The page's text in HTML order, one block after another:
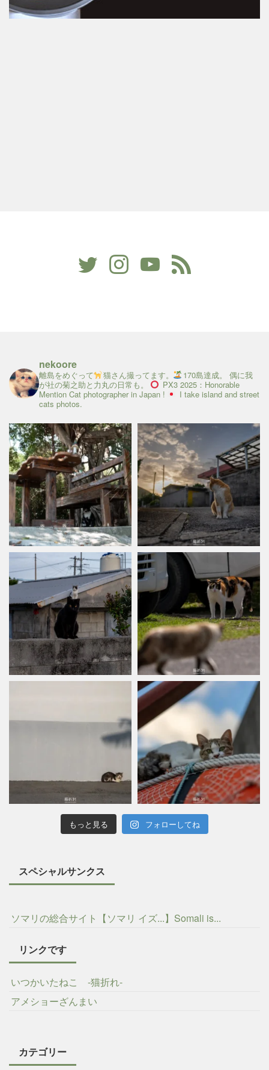
nekoore
離島をめぐって 猫さん撮ってます。 170島達成。
偶に我
が社の菊之助と力丸の日常も。
PX3 2025：Honorable
Mention Cat photographer in Japan !
I take island and street
cats photos.
もっと見る フォローしてね
スペシャルサンクス
ソマリの総合サイト【ソマリ イズ...】Somali is...
リンクです
いつかいたねこ -猫折れ-
アメショーざんまい
カテゴリー